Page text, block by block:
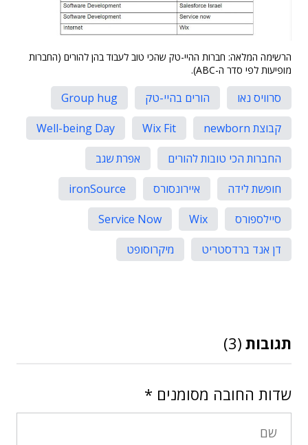
הרשימה המלאה: חברות ההיי-טק שהכי טוב לעבוד בהן להורים (החברות
מופיעות לפי סדר ה-ABC).
סרוויס נאו הורים בהיי-טק
Group hug
קבוצת newborn
Wix Fit
Well-being Day
החברות הכי טובות להורים
אפרת שגב
חופשת לידה
איירונסורס
ironSource
סיילספורס
Wix
Service Now
דן אנד ברדסטריט
מיקרוסופט
תגובות (3)
שדות החובה מסומנים *